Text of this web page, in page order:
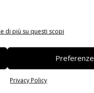
di più su questi scopi
Preferenze
Privacy Policy
dispositivi non sono
principale che incide sulla
calore. Anche se il
si accumuli troppo calore;
solo di far funzionare